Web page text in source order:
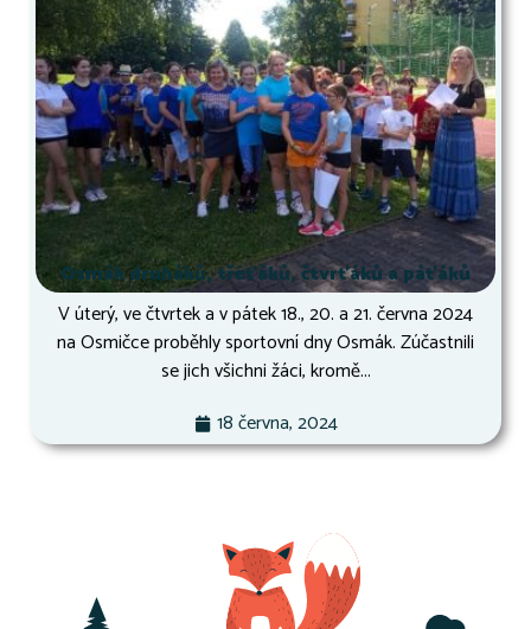
Osmák druháků, třeťáků, čtvrťáků a páťáků
V úterý, ve čtvrtek a v pátek 18., 20. a 21. června 2024
na Osmičce proběhly sportovní dny Osmák. Zúčastnili
se jich všichni žáci, kromě...
18 června, 2024